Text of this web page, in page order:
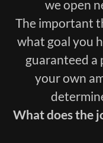
we open
The important
what goal you
guaranteed a
your own
What does the